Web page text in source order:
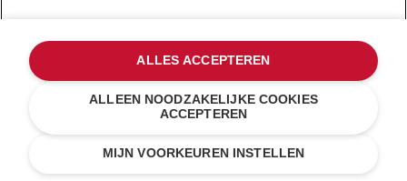
Je gravering (0/24)
Appelrood
€ 449,25 € 599,00
Kosten besparen€ 149,75
MIJN VOORKEUREN INSTELLEN
ALLEEN NOODZAKELIJKE COOKIES
ACCEPTEREN
ALLES ACCEPTEREN